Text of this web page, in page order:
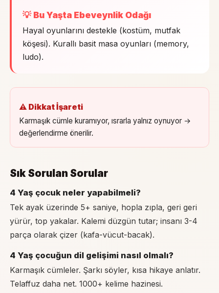
💡 Bu Yaşta Ebeveynlik Odağı
Hayal oyunlarını destekle (kostüm, mutfak
köşesi). Kurallı basit masa oyunları (memory,
ludo).
⚠️ Dikkat İşareti
Karmaşık cümle kuramıyor, ısrarla yalnız oynuyor →
değerlendirme önerilir.
Sık Sorulan Sorular
4 Yaş çocuk neler yapabilmeli?
Tek ayak üzerinde 5+ saniye, hopla zıpla, geri geri
yürür, top yakalar. Kalemi düzgün tutar; insanı 3-4
parça olarak çizer (kafa-vücut-bacak).
4 Yaş çocuğun dil gelişimi nasıl olmalı?
Karmaşık cümleler. Şarkı söyler, kısa hikaye anlatır.
Telaffuz daha net. 1000+ kelime hazinesi.